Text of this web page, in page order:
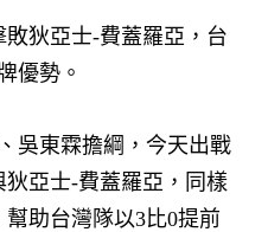
敗狄亞士-費蓋羅亞，台
優勢。
吳東霖擔綱，今天出戰
亞士-費蓋羅亞，同樣
助台灣隊以3比0提前